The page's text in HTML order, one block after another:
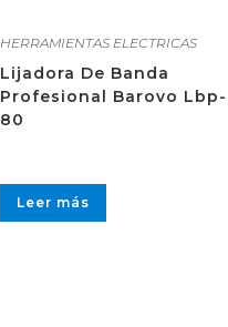
HERRAMIENTAS ELECTRICAS
Lijadora De Banda
Profesional Barovo Lbp-
80
Leer más